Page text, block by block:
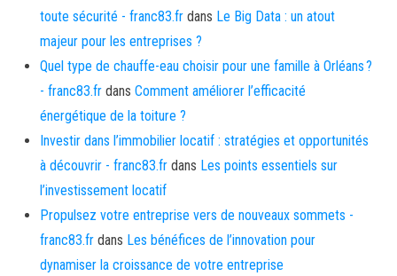
toute sécurité - franc83.fr dans Le Big Data : un atout
majeur pour les entreprises ?
Quel type de chauffe-eau choisir pour une famille à Orléans ?
- franc83.fr dans Comment améliorer l’efficacité
énergétique de la toiture ?
Investir dans l’immobilier locatif : stratégies et opportunités
à découvrir - franc83.fr dans Les points essentiels sur
l’investissement locatif
Propulsez votre entreprise vers de nouveaux sommets -
franc83.fr dans Les bénéfices de l’innovation pour
dynamiser la croissance de votre entreprise